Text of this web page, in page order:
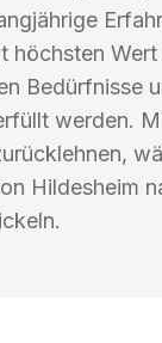
höchsten
Bedürfnisse
werden.
Hildesheim